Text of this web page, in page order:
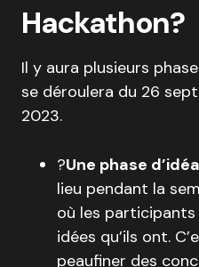
Hackathon?
Il y aura plusieurs
se déroulera du 26
2023.
?Une phase
lieu pendant la
où les
idées qu’ils ont.
peaufiner des